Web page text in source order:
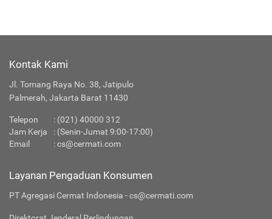
Kontak Kami
Jl. Tomang Raya No. 38, Jatipulo
Palmerah, Jakarta Barat 11430
Telepon : (021) 40000 312
Jam Kerja
: (Senin-Jumat 9:00-17:00)
Email
:cs@cermati.com
Layanan Pengaduan Konsumen
PT Agregasi Cermat Indonesia - cs@cermati.com